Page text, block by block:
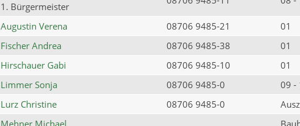
1. Bürgermeister
Augustin Verena 08706 9485-21 01
Fischer Andrea
08706 9485-38 01
Hirschauer Gabi
08706 9485-10 01
Limmer Sonja
08706 9485-0 09 -
Lurz Christine
08706 9485-0
Mehner Michael